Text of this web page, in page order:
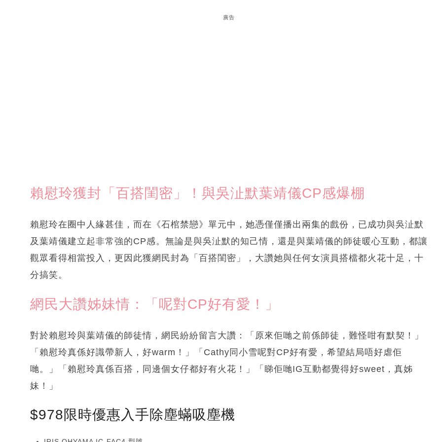
廣告
賴慰玲獲封「百搭閨密」！與吳沚默葉靖儀CP感爆棚
賴慰玲在圈中人緣甚佳，而在《石棺禁戀》單元中，她憑僅僅播出兩集的戲份，已成功與吳沚默
及葉靖儀建立起非常強的CP感。無論是與吳沚默的知己情，還是與葉靖儀的師徒暖心互動，都讓
觀眾看得相當投入，更因此獲網民封為「百搭閨密」，大讚她與任何女演員搭檔都火花十足，十
分搞笑。
網民大讚姊妹情：「呢對CP好有愛！」
對於賴慰玲與葉靖儀的師徒情，網民紛紛留言大讚：「原來佢哋之前係師徒，難怪咁有默契！」
「賴慰玲真係好識帶新人，好warm！」「Cathy同小雪呢對CP好有愛，希望結局唔好虐佢
哋。」「賴慰玲真係百搭，同邊個女仔都好有火花！」「睇佢哋IG互動都覺得好sweet，真姊
妹！」
$978限時優惠入手除塵蟎吸塵機